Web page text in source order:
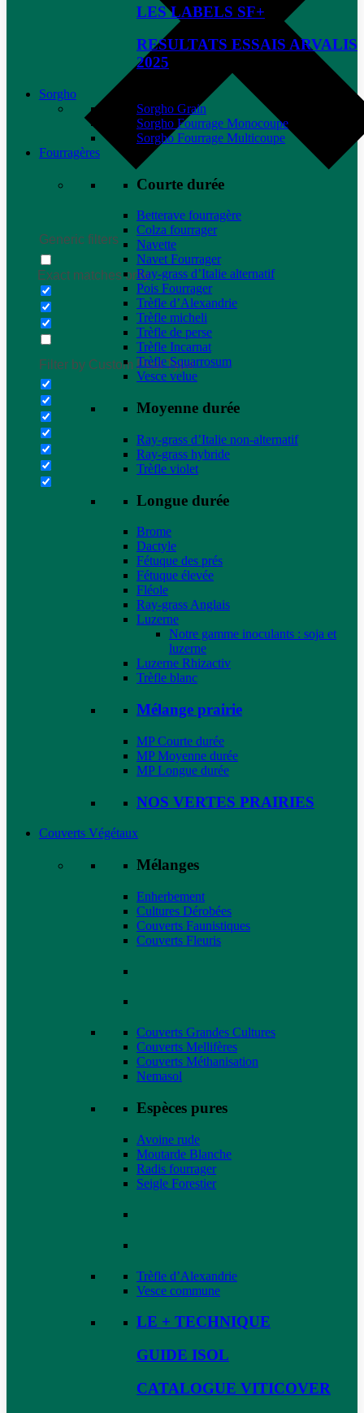
Generic filters
Exact matches only
Filter by Custom Post Type
LES LABELS SF+
RESULTATS ESSAIS ARVALIS
2025
Sorgho
Sorgho Grain
Sorgho Fourrage Monocoupe
Sorgho Fourrage Multicoupe
Fourragères
Courte durée
Betterave fourragère
Colza fourrager
Navette
Navet Fourrager
Ray-grass d’Italie alternatif
Pois Fourrager
Trèfle d’Alexandrie
Trèfle micheli
Trèfle de perse
Trèfle Incarnat
Trèfle Squarrosum
Vesce velue
Moyenne durée
Ray-grass d’Italie non-alternatif
Ray-grass hybride
Trèfle violet
Longue durée
Brome
Dactyle
Fétuque des prés
Fétuque élevée
Fléole
Ray-grass Anglais
Luzerne
Notre gamme inoculants : soja et
luzerne
Luzerne Rhizactiv
Trèfle blanc
Mélange prairie
MP Courte durée
MP Moyenne durée
MP Longue durée
NOS VERTES PRAIRIES
Couverts Végétaux
Mélanges
Enherbement
Cultures Dérobées
Couverts Faunistiques
Couverts Fleuris
Couverts Grandes Cultures
Couverts Mellifères
Couverts Méthanisation
Nemasol
Espèces pures
Avoine rude
Moutarde Blanche
Radis fourrager
Seigle Forestier
Trèfle d’Alexandrie
Vesce commune
LE + TECHNIQUE
GUIDE ISOL
CATALOGUE VITICOVER